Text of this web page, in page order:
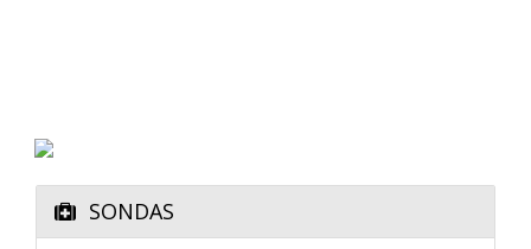
SONDAS